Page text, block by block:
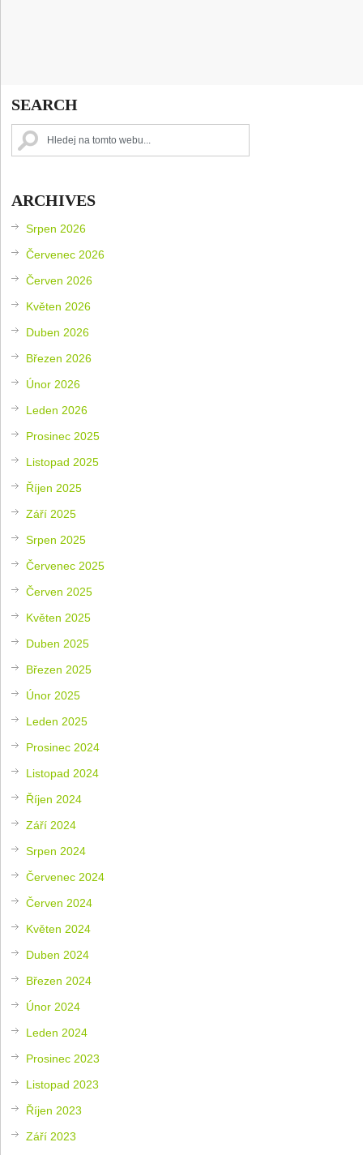
SEARCH
ARCHIVES
Srpen 2026
Červenec 2026
Červen 2026
Květen 2026
Duben 2026
Březen 2026
Únor 2026
Leden 2026
Prosinec 2025
Listopad 2025
Říjen 2025
Září 2025
Srpen 2025
Červenec 2025
Červen 2025
Květen 2025
Duben 2025
Březen 2025
Únor 2025
Leden 2025
Prosinec 2024
Listopad 2024
Říjen 2024
Září 2024
Srpen 2024
Červenec 2024
Červen 2024
Květen 2024
Duben 2024
Březen 2024
Únor 2024
Leden 2024
Prosinec 2023
Listopad 2023
Říjen 2023
Září 2023